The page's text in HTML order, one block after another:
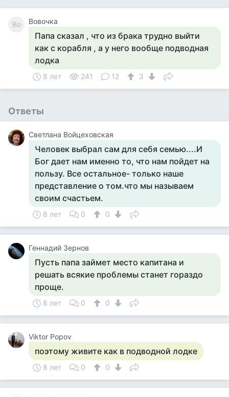
Во Вовочка
Папа сказал , что из брака трудно выйти
как с корабля , а у него вообще подводная
лодка
8 лет 241 12 3
Ответы
Светлана Войцеховская
Человек выбрал сам для себя семью....И
Бог дает нам именно то, что нам пойдет на
пользу. Все остальное- только наше
представление о том.что мы называем
своим счастьем.
8 лет 0 0
Геннадий Зернов
Пусть папа займет место капитана и
решать всякие проблемы станет гораздо
проще.
8 лет 0 0
Viktor Popov
поэтому живите как в подводной лодке
8 лет 0 0